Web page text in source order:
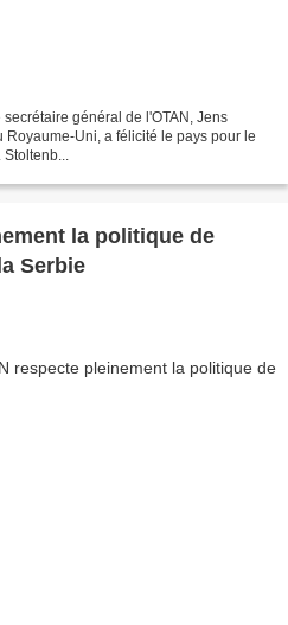
général de l'OTAN, Jens
Uni, a félicité le pays pour le
Stoltenb...
la politique de
Serbie